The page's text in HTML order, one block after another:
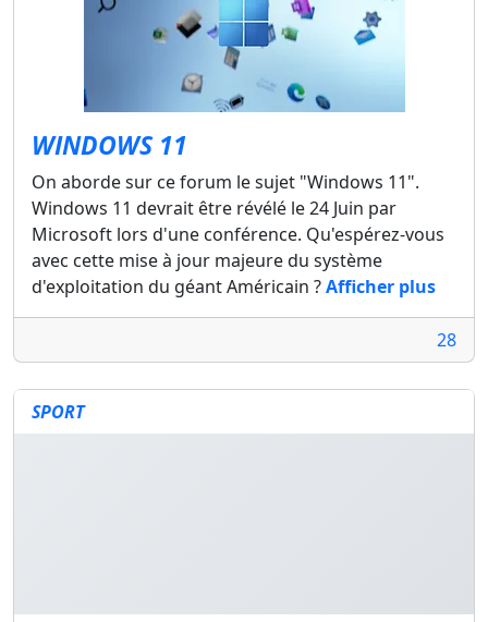
WINDOWS 11
On aborde sur ce forum le sujet "Windows 11".
Windows 11 devrait être révélé le 24 Juin par
Microsoft lors d'une conférence. Qu'espérez-vous
avec cette mise à jour majeure du système
d'exploitation du géant Américain ?Afficher plus
28
SPORT